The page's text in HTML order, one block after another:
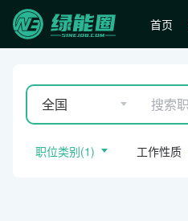
首页
全国
职位类别(1) 工作性质